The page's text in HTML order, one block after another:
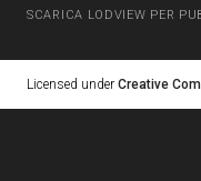
SCARICA LODVIEW PER
Licensed under Creative